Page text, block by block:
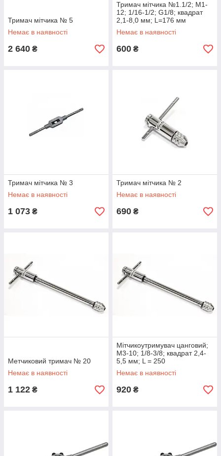
Тримач мітчика № 5
Немає в наявності
2 640 ₴
Тримач мітчика №1.1/2; М1-
12; 1/16-1/2; G1/8; квадрат
2,1-8,0 мм; L=176 мм
Немає в наявності
600 ₴
Тримач мітчика № 3
Немає в наявності
1 073 ₴
Тримач мітчика № 2
Немає в наявності
690 ₴
Метчиковий тримач № 20
Немає в наявності
1 122 ₴
Мітчикоутримувач цанговий;
М3-10; 1/8-3/8; квадрат 2,4-
5,5 мм; L = 250
Немає в наявності
920 ₴